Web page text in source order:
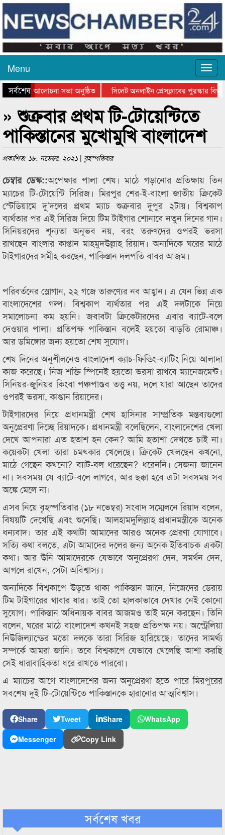
Menu
সর্বশেষ
দিবসের আলোচনা সভা অনুষ্ঠিত
সিলেট অনলাইন প্রেসক্লাবের পুরস্কার
কানাইঘাটের কিশোর আহাদের খুনি
» শুক্রবার প্রথম টি-টোয়েন্টিতে
পাকিস্তানের মুখোমুখি বাংলাদেশ
প্রকাশিত: ১৮. নভেম্বর. ২০২১ | বৃহস্পতিবার
চেম্বার ডেস্ক::অপেক্ষার পালা শেষ। মাঠে গড়ানোর প্রতিক্ষায় তিন
ম্যাচের টি-টোয়েন্টি সিরিজ। মিরপুর শের-ই-বাংলা জাতীয় ক্রিকেট
স্টেডিয়ামে দু’দলের প্রথম ম্যাচ শুক্রবার দুপুর ২টায়। বিশ্বকাপ
ব্যর্থতার পর এই সিরিজ দিয়ে টিম টাইগার শোনাবে নতুন দিনের গান।
সিনিয়রদের শূন্যতা অনূভব নয়, বরং তরুণদের ওপরই ভরসা
রাখছেন বাংলার কাপ্তান মাহমুদউল্লাহ রিয়াদ। অন্যদিকে ঘরের মাঠে
টাইগারদের সমীহ করছেন, পাকিস্তান দলপতি বাবর আজম।
পরিবর্তনের স্লোগান, ২২ গজে তারুণ্যের নব আহ্বান। এ যেন ভিন্ন এক
বাংলাদেশের গল্প। বিশ্বকাপ ব্যর্থতার পর এই দলটাকে নিয়ে
সমালোচনা কম হয়নি। জবাবটা ক্রিকেটারদের এবার ব্যাটে-বলে
দেওয়ার পালা। প্রতিপক্ষ পাকিস্তান বলেই হয়তো বাড়তি রোমাঞ্চ।
আর ডমিঙ্গোর জন্য হয়তো শেষ সুযোগ।
শেষ দিনের অনুশীলনেও বাংলাদেশ ক্যাচ-ফিল্ডিং-ব্যাটিং নিয়ে আলাদা
কাজ করেছে। নিজ শক্তি স্পিনেই হয়তো ভরসা রাখবে ম্যানেজমেন্ট।
সিনিয়র-জুনিয়র কিংবা পঞ্চপাণ্ডব তত্ত্ব নয়, দলে যারা আছেন তাদের
ওপরই ভরসা, কাপ্তান রিয়াদের।
টাইগারদের নিয়ে প্রধানমন্ত্রী শেখ হাসিনার সাম্প্রতিক মন্তব্যগুলো
অনুপ্রেরণা দিচ্ছে রিয়াদকে। প্রধানমন্ত্রী বলেছিলেন, বাংলাদেশের খেলা
দেখে আপনারা এত হতাশ হন কেন? আমি হতাশা দেখতে চাই না।
কয়েকটা খেলা তারা চমৎকার খেলেছে। ক্রিকেট খেলছেন কখনো,
মাঠে গেছেন কখনো? ব্যাট-বল ধরেছেন? ধরেননি। সেজন্য জানেন
না। সবসময় যে ব্যাটে-বলে লাগবে, আর ছক্কা হবে এটা সবসময় সব
অঙ্কে মেলে না।
এসব নিয়ে বৃহস্পতিবার (১৮ নভেম্বর) সংবাদ সম্মেলনে রিয়াদ বলেন,
বিষয়টি দেখেছি এবং শুনেছি। আলহামদুলিল্লাহ প্রধানমন্ত্রীকে অনেক
ধন্যবাদ। তার এই কথাটা আমাদের আরও অনেক প্রেরণা যোগাবে।
সত্যি কথা বলতে, এটা আমাদের দলের জন্য অনেক ইতিবাচক একটা
কথা। আর উনি আমাদেরকে যেভাবে অনুপ্রেরণা দেন, সমর্থন দেন,
আগলে রাখেন, সেটা অবিশ্বাস্য।
অন্যদিকে বিশ্বকাপে উড়তে থাকা পাকিস্তান জানে, নিজেদের ডেরায়
টিম টাইগারের থাবার ধার। তাই তো হালকাভাবে দেখার নেই কোনো
সুযোগ। পাকিস্তান অধিনায়ক বাবর আজমও তাই মনে করছেন। তিনি
বলেন, ঘরের মাঠে বাংলাদেশ কখনই সহজ প্রতিপক্ষ নয়। অস্ট্রেলিয়া
নিউজিল্যান্ডের মতো দলকে তারা সিরিজ হারিয়েছে। তাদের সামর্থ্য
সম্পর্কে আমরা জানি। তবে বিশ্বকাপে যেভাবে খেলেছি আশা করছি
সেই ধারাবাহিকতা ধরে রাখতে পারবো।
এ ম্যাচের আগে বাংলাদেশের জন্য অনুপ্রেরণা হতে পারে মিরপুরের
সবশেষ দুই টি-টোয়েন্টিতে পাকিস্তানকে হারানোর আত্মবিশ্বাস।
Share Tweet Share
WhatsApp
Messenger
Copy Link
সর্বশেষ খবর